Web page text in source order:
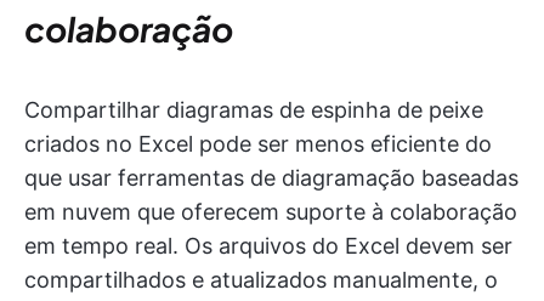
colaboração
Compartilhar diagramas de espinha de peixe
criados no Excel pode ser menos eficiente do
que usar ferramentas de diagramação baseadas
em nuvem que oferecem suporte à colaboração
em tempo real. Os arquivos do Excel devem ser
compartilhados e atualizados manualmente, o